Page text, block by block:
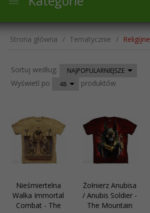
Strona główna Tematycznie Religijne
Sortuj według: sortNAJPOPULARNIEJSZE
Wyświetl po pop48 produktów
Nieśmiertelna
Walka Immortal
Combat - The
Żołnierz Anubisa
/ Anubis Soldier -
The Mountain